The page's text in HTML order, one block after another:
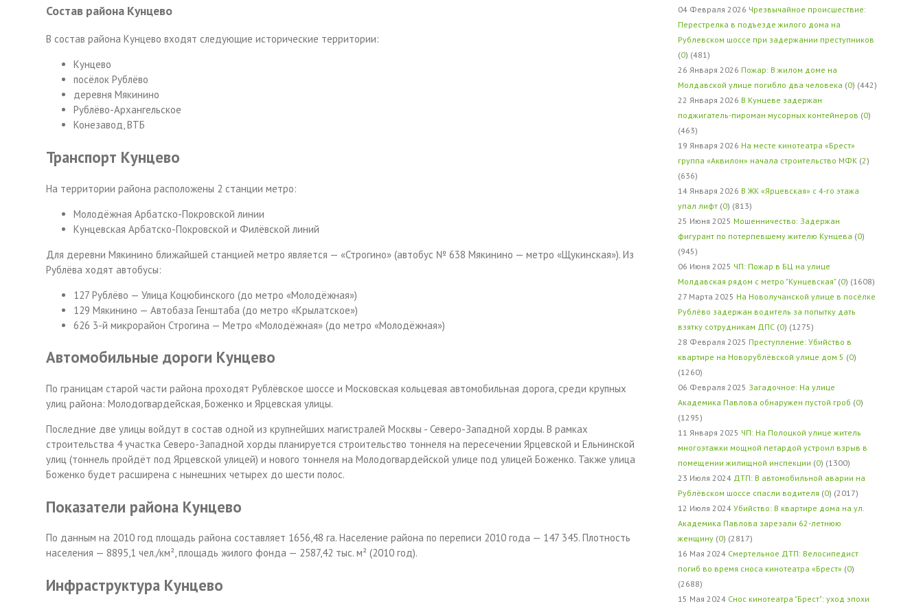
Состав района Кунцево
В состав района Кунцево входят следующие исторические территории:
Кунцево
посёлок Рублёво
деревня Мякинино
Рублёво-Архангельское
Конезавод, ВТБ
Транспорт Кунцево
На территории района расположены 2 станции метро:
Молодёжная Арбатско-Покровской линии
Кунцевская Арбатско-Покровской и Филёвской линий
Для деревни Мякинино ближайшей станцией метро является — «Строгино» (автобус № 638 Мякинино — метро «Щукинская»). Из
Рублёва ходят автобусы:
127 Рублёво — Улица Коцюбинского (до метро «Молодёжная»)
129 Мякинино — Автобаза Генштаба (до метро «Крылатское»)
626 3-й микрорайон Строгина — Метро «Молодёжная» (до метро «Молодёжная»)
Автомобильные дороги Кунцево
По границам старой части района проходят Рублёвское шоссе и Московская кольцевая автомобильная дорога, среди крупных
улиц района: Молодогвардейская, Боженко и Ярцевская улицы.
Последние две улицы войдут в состав одной из крупнейших магистралей Москвы - Северо-Западной хорды. В рамках
строительства 4 участка Северо-Западной хорды планируется строительство тоннеля на пересечении Ярцевской и Ельнинской
улиц (тоннель пройдёт под Ярцевской улицей) и нового тоннеля на Молодогвардейской улице под улицей Боженко. Также улица
Боженко будет расширена с нынешних четырех до шести полос.
Показатели района Кунцево
По данным на 2010 год площадь района составляет 1656,48 га. Население района по переписи 2010 года — 147 345. Плотность
населения — 8895,1 чел./км², площадь жилого фонда — 2587,42 тыс. м² (2010 год).
Инфраструктура Кунцево
04 Февраля 2026 Чрезвычайное происшествие:
Перестрелка в подъезде жилого дома на
Рублевском шоссе при задержании преступников
(0) (481)
26 Января 2026 Пожар: В жилом доме на
Молдавской улице погибло два человека (0) (442)
22 Января 2026 В Кунцеве задержан
поджигатель-пироман мусорных контейнеров (0)
(463)
19 Января 2026 На месте кинотеатра «Брест»
группа «Аквилон» начала строительство МФК (2)
(636)
14 Января 2026 В ЖК «Ярцевская» с 4-го этажа
упал лифт (0) (813)
25 Июня 2025 Мошенничество: Задержан
фигурант по потерпевшему жителю Кунцева (0)
(945)
06 Июня 2025 ЧП: Пожар в БЦ на улице
Молдавская рядом с метро "Кунцевская" (0) (1608)
27 Марта 2025 На Новолучанской улице в посёлке
Рублёво задержан водитель за попытку дать
взятку сотрудникам ДПС (0) (1275)
28 Февраля 2025 Преступление: Убийство в
квартире на Новорублёвской улице дом 5 (0)
(1260)
06 Февраля 2025 Загадочное: На улице
Академика Павлова обнаружен пустой гроб (0)
(1295)
11 Января 2025 ЧП: На Полоцкой улице житель
многоэтажки мощной петардой устроил взрыв в
помещении жилищной инспекции (0) (1300)
23 Июля 2024 ДТП: В автомобильной аварии на
Рублёвском шоссе спасли водителя (0) (2017)
12 Июля 2024 Убийство: В квартире дома на ул.
Академика Павлова зарезали 62-летнюю
женщину (0) (2817)
16 Мая 2024 Смертельное ДТП: Велосипедист
погиб во время сноса кинотеатра «Брест» (0)
(2688)
15 Мая 2024 Снос кинотеатра "Брест": уход эпохи